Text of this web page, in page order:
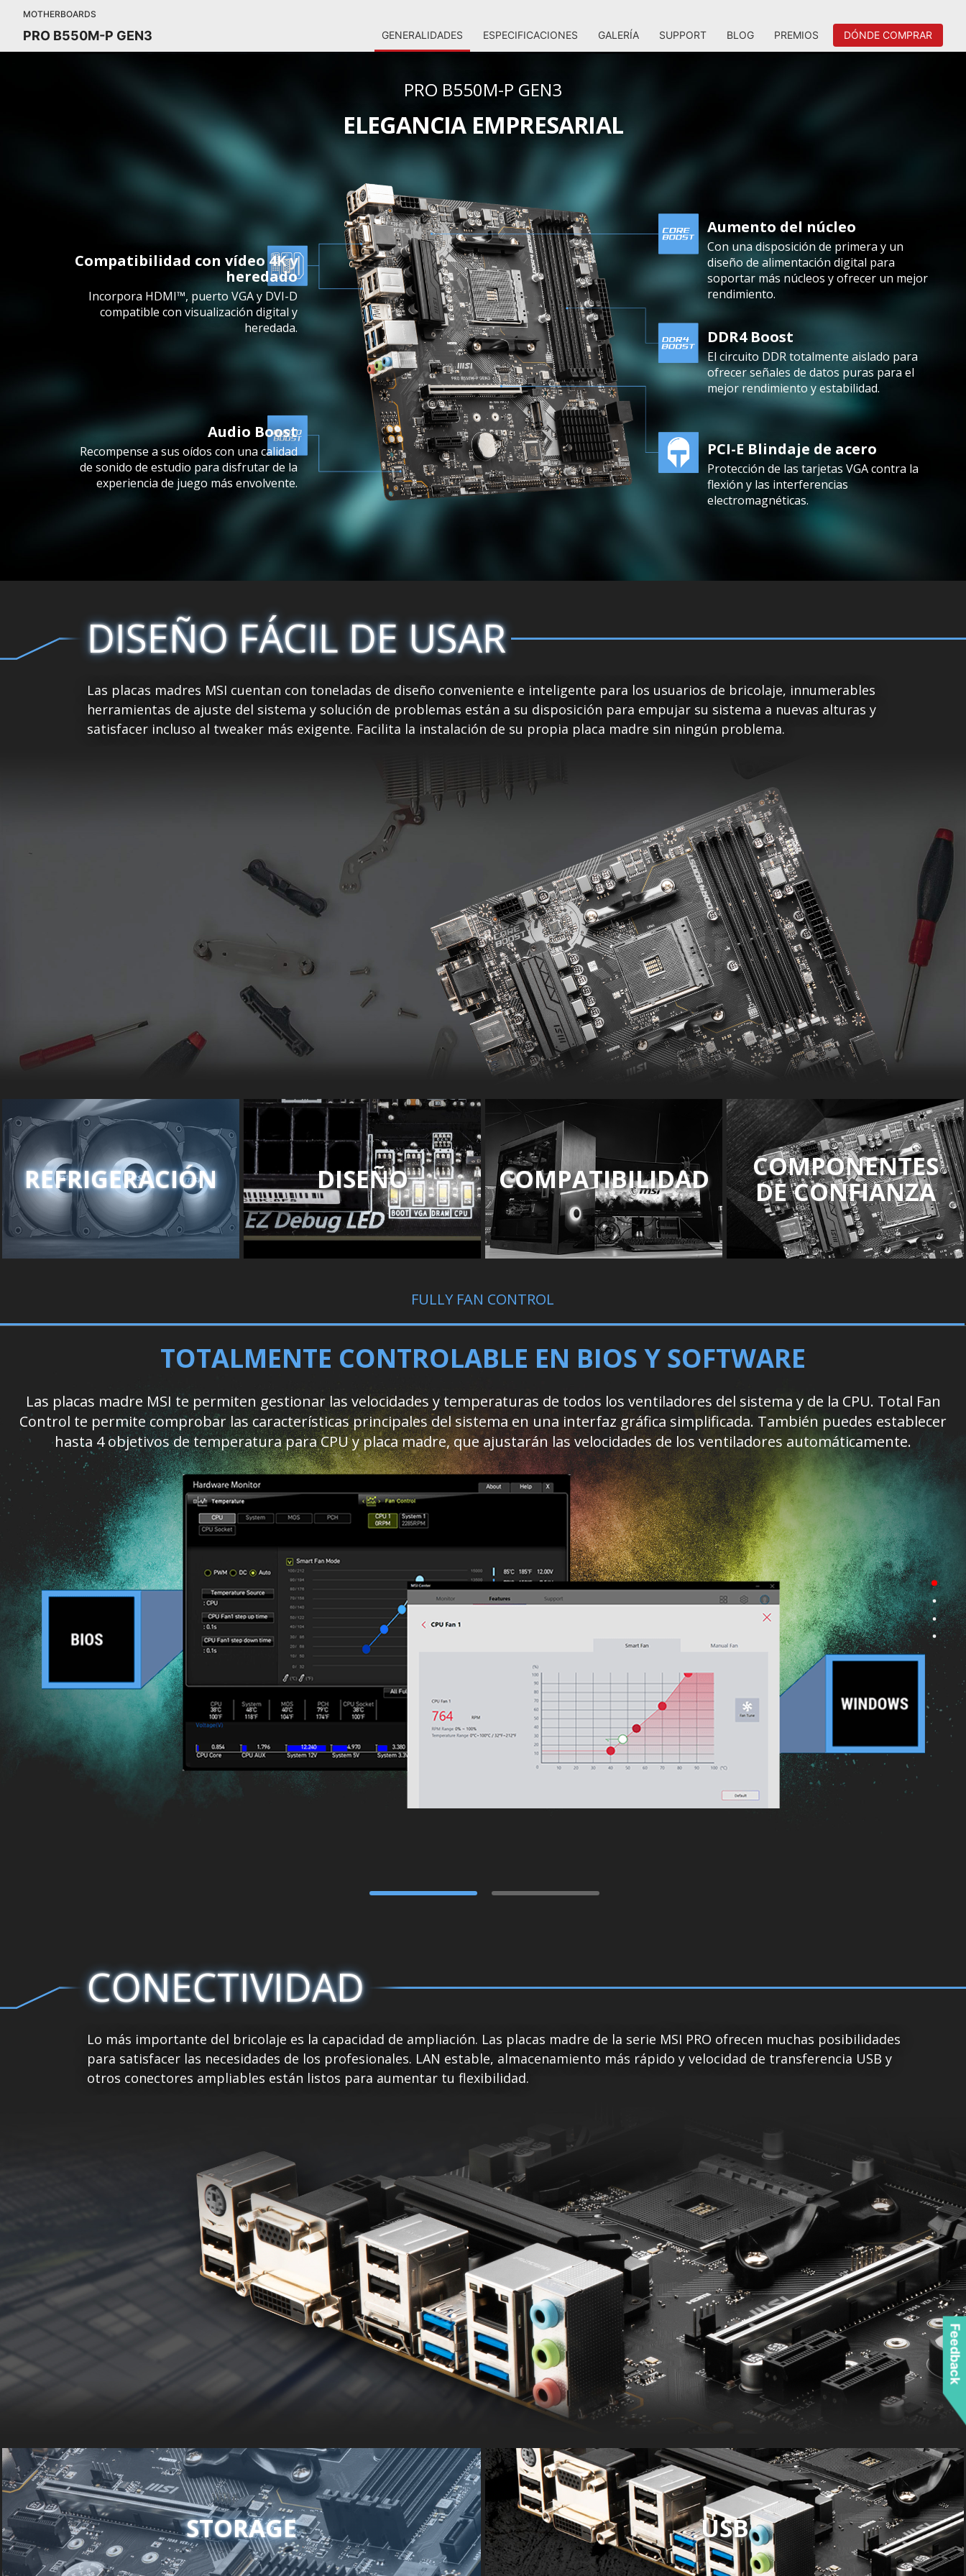
MOTHERBOARDS
PRO B550M-P GEN3 GENERALIDADES ESPECIFICACIONES GALERÍA SUPPORT BLOG PREMIOS DÓNDE COMPRAR
PRO B550M-P GEN3
ELEGANCIA EMPRESARIAL
Compatibilidad con vídeo 4K y
heredado
Incorpora HDMI™, puerto VGA y DVI-D
compatible con visualización digital y
heredada.
Audio Boost
Recompense a sus oídos con una calidad
de sonido de estudio para disfrutar de la
experiencia de juego más envolvente.
Aumento del núcleo
Con una disposición de primera y un
diseño de alimentación digital para
soportar más núcleos y ofrecer un mejor
rendimiento.
DDR4 Boost
El circuito DDR totalmente aislado para
ofrecer señales de datos puras para el
mejor rendimiento y estabilidad.
PCI-E Blindaje de acero
Protección de las tarjetas VGA contra la
flexión y las interferencias
electromagnéticas.
DISEÑO FÁCIL DE USAR
Las placas madres MSI cuentan con toneladas de diseño conveniente e inteligente para los usuarios de bricolaje, innumerables
herramientas de ajuste del sistema y solución de problemas están a su disposición para empujar su sistema a nuevas alturas y
satisfacer incluso al tweaker más exigente. Facilita la instalación de su propia placa madre sin ningún problema.
REFRIGERACIÓN DISEÑO COMPATIBILIDAD COMPONENTES
DE CONFIANZA
FULLY FAN CONTROL
TOTALMENTE CONTROLABLE EN BIOS Y SOFTWARE
Las placas madre MSI te permiten gestionar las velocidades y temperaturas de todos los ventiladores del sistema y de la CPU. Total Fan
Control te permite comprobar las características principales del sistema en una interfaz gráfica simplificada. También puedes establecer
hasta 4 objetivos de temperatura para CPU y placa madre, que ajustarán las velocidades de los ventiladores automáticamente.
CONECTIVIDAD
Lo más importante del bricolaje es la capacidad de ampliación. Las placas madre de la serie MSI PRO ofrecen muchas posibilidades
para satisfacer las necesidades de los profesionales. LAN estable, almacenamiento más rápido y velocidad de transferencia USB y
otros conectores ampliables están listos para aumentar tu flexibilidad.
STORAGE USB
Feedback